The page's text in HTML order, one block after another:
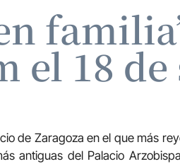
el 18
de Zaragoza en el que más
antiguas del Palacio